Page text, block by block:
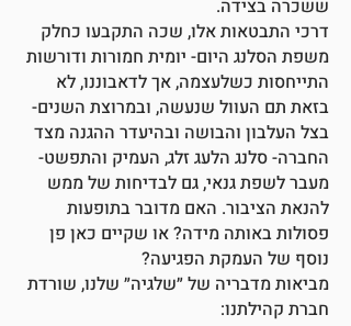
ששכרה בצידה.
דרכי התבטאות אלו, שכה התקבעו כחלק
משפת הסלנג היום- יומית חמורות ודורשות
התייחסות כשלעצמה, אך לדאבוננו, לא
בזאת תם העוול שנעשה, ובמרוצת השנים-
בצל העלבון והבושה ובהיעדר ההגנה מצד
החברה- סלנג הלעג זלג, העמיק והתפשט-
מעבר לשפת גנאי, גם לבדיחות של ממש
להנאת הציבור. האם מדובר בתופעות
פסולות באותה מידה? או שקיים כאן פן
נוסף של העמקת הפגיעה?
מביאות מדבריה של ״שלגיה״ שלנו, שורדת
חברת קהילתנו: